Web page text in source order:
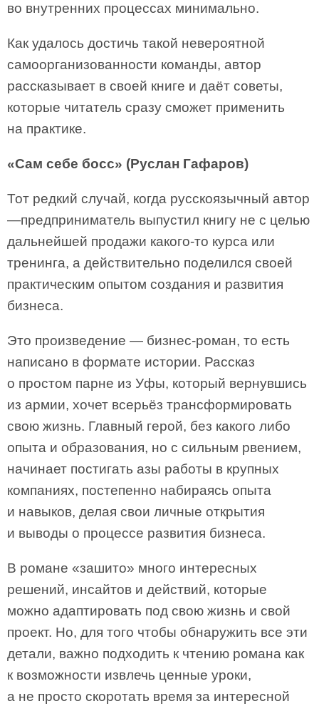
во внутренних процессах минимально.
Как удалось достичь такой невероятной
самоорганизованности команды, автор
рассказывает в своей книге и даёт советы,
которые читатель сразу сможет применить
на практике.
«Сам себе босс» (Руслан Гафаров)
Тот редкий случай, когда русскоязычный автор
—предприниматель выпустил книгу не с целью
дальнейшей продажи какого-то курса или
тренинга, а действительно поделился своей
практическим опытом создания и развития
бизнеса.
Это произведение — бизнес-роман, то есть
написано в формате истории. Рассказ
о простом парне из Уфы, который вернувшись
из армии, хочет всерьёз трансформировать
свою жизнь. Главный герой, без какого либо
опыта и образования, но с сильным рвением,
начинает постигать азы работы в крупных
компаниях, постепенно набираясь опыта
и навыков, делая свои личные открытия
и выводы о процессе развития бизнеса.
В романе «зашито» много интересных
решений, инсайтов и действий, которые
можно адаптировать под свою жизнь и свой
проект. Но, для того чтобы обнаружить все эти
детали, важно подходить к чтению романа как
к возможности извлечь ценные уроки,
а не просто скоротать время за интересной